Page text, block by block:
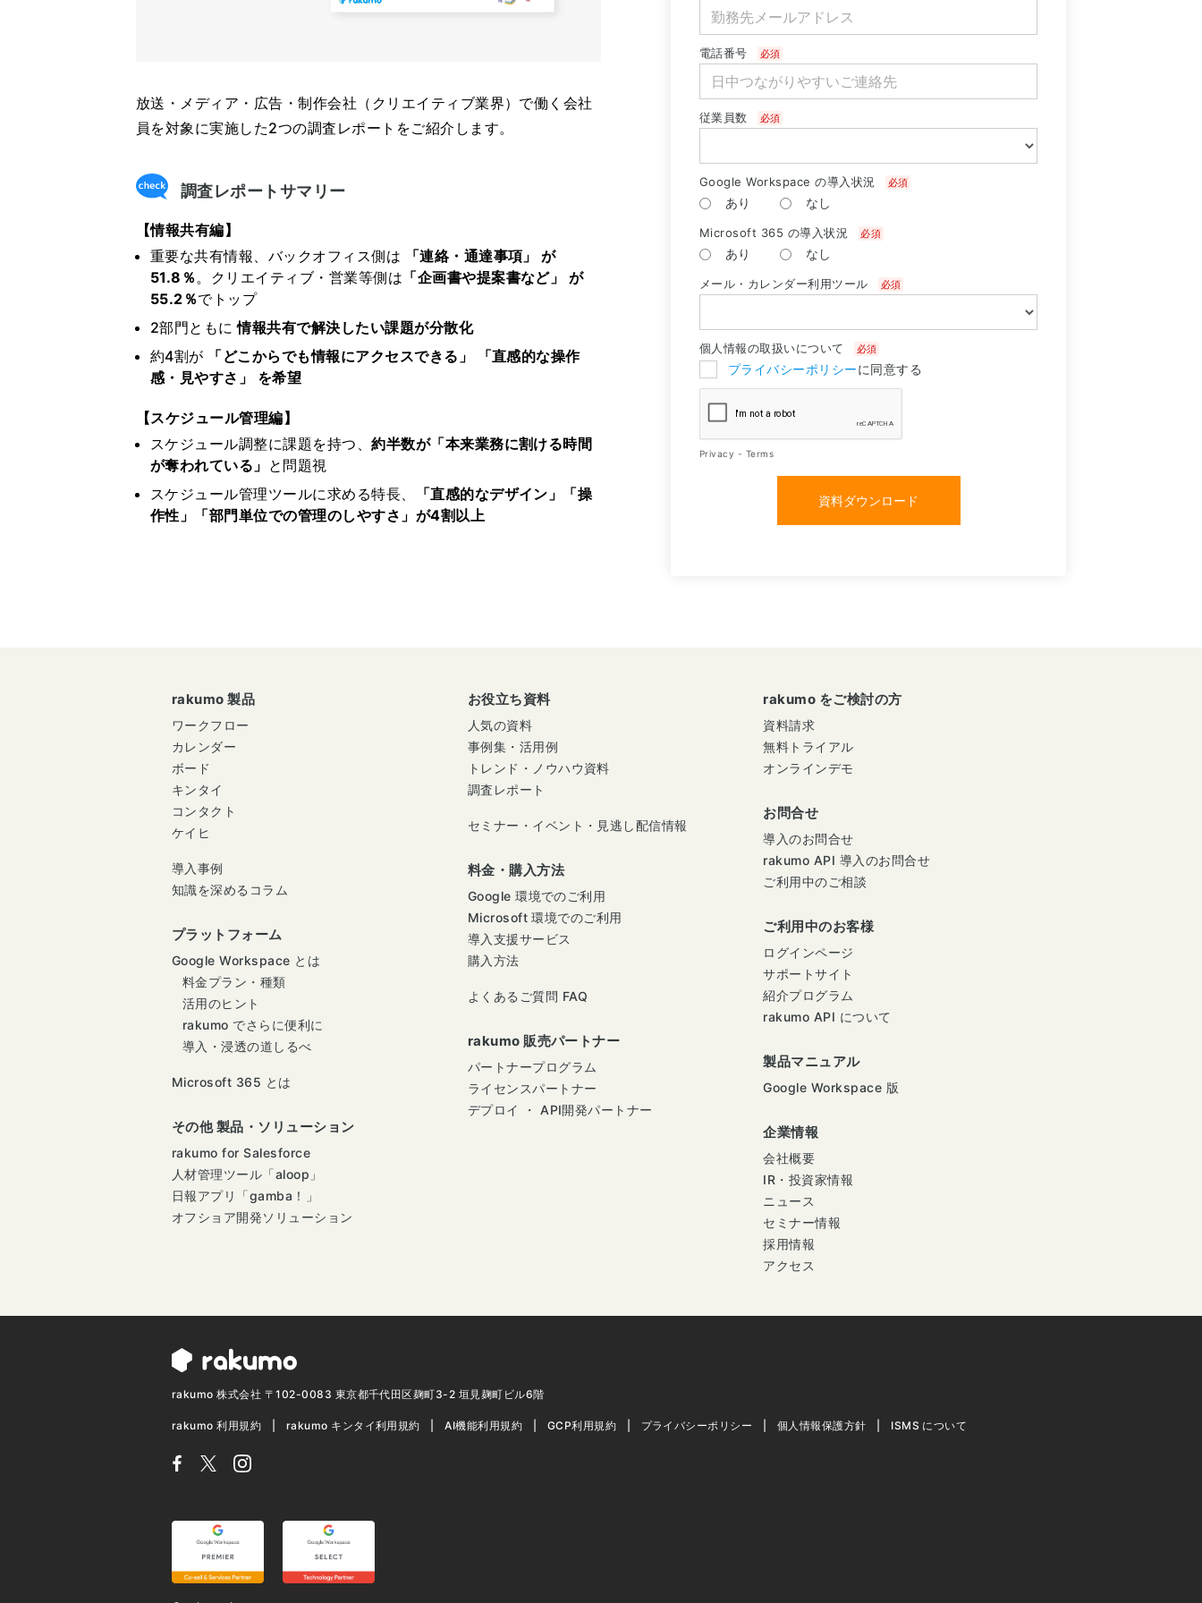
放送・メディア・広告・制作会社（クリエイティブ業界）で働く会社
員を対象に実施した2つの調査レポートをご紹介します。
調査レポートサマリー
【情報共有編】
重要な共有情報、バックオフィス側は
「連絡・通達事項」 が
51.8％。クリエイティブ・営業等側は 「企画書や提案書など」 が
55.2％でトップ
2部門ともに情報共有で解決したい課題が分散化
約4割が
「どこからでも情報にアクセスできる」 「直感的な操作
感・見やすさ」 を希望
【スケジュール管理編】
スケジュール調整に課題を持つ、約半数が「本来業務に割ける時間
が奪われている」 と問題視
スケジュール管理ツールに求める特長、
「直感的なデザイン」「操
作性」「部門単位での管理のしやすさ」が4割以上
rakumo 製品
ワークフロー
カレンダー
ボード
キンタイ
コンタクト
ケイヒ
導入事例
知識を深めるコラム
プラットフォーム
Google Workspace とは
料金プラン・種類
活用のヒント
rakumo でさらに便利に
導入・浸透の道しるべ
Microsoft 365 とは
その他 製品・ソリューション
rakumo for Salesforce
人材管理ツール「aloop」
日報アプリ「gamba！」
オフショア開発ソリューション
お役立ち資料
人気の資料
事例集・活用例
トレンド・ノウハウ資料
調査レポート
セミナー・イベント・見逃し配信情報
料金・購入方法
Google 環境でのご利用
Microsoft 環境でのご利用
導入支援サービス
購入方法
よくあるご質問 FAQ
rakumo 販売パートナー
パートナープログラム
ライセンスパートナー
デプロイ ・ API開発パートナー
rakumo をご検討の方
資料請求
無料トライアル
オンラインデモ
お問合せ
導入のお問合せ
rakumo API 導入のお問合せ
ご利用中のご相談
ご利用中のお客様
ログインページ
サポートサイト
紹介プログラム
rakumo API について
製品マニュアル
Google Workspace 版
企業情報
会社概要
IR・投資家情報
ニュース
セミナー情報
採用情報
アクセス
rakumo 株式会社 〒102-0083 東京都千代田区麹町3-2 垣見麹町ビル6階
rakumo 利用規約 rakumo キンタイ利用規約 AI機能利用規約 GCP利用規約 プライバシーポリシー 個人情報保護方針 ISMS について